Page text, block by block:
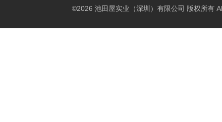
©2026 池田屋实业（深圳）有限公司 版权所有